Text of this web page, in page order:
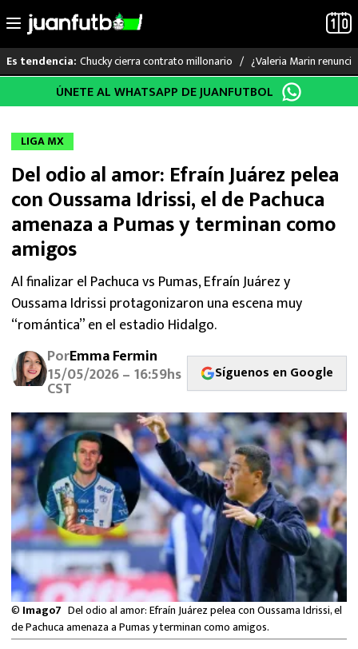
al
Es tendencia: Chucky cierra contrato millonario ¿Valeria Marin
LO ÚLTIMO
LIGA MX
RAYADOS
PUMAS
ATLANTE
SELECCIÓN MEXICANA
FUTBOL INTERNACIONAL
MEXICANOS EN EL EXTRANJERO
FUTBOL ESTUFA
FÓRMULA 1
BOXEO
LIGA MX
NFL
ÚNETE AL WHATSAPP DE JUANFUTBOL
LIGA MX
Del odio al amor: Efraín Juárez pelea
con Oussama Idrissi, el de Pachuca
amenaza a Pumas y terminan como
amigos
Al finalizar el Pachuca vs Pumas, Efraín Juárez y
Oussama Idrissi protagonizaron una escena muy
“romántica” en el estadio Hidalgo.
PorEmma Fermin
15/05/2026 – 16:59hs
CST
Síguenos en Google
© Imago7 Del odio al amor: Efraín Juárez pelea con Oussama Idrissi, el
de Pachuca amenaza a Pumas y terminan como amigos.